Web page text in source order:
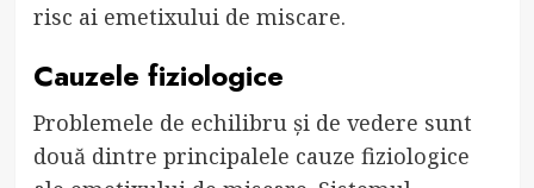
risc ai emetixului de miscare.
Cauzele fiziologice
Problemele de echilibru și de vedere sunt
două dintre principalele cauze fiziologice